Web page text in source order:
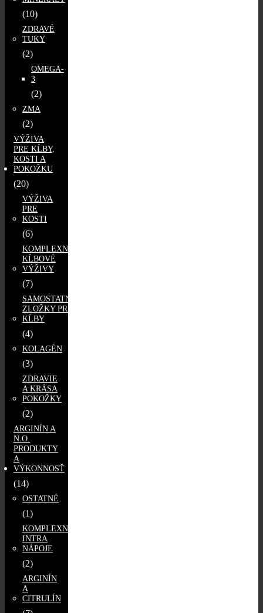
(10)
ZDRAVÉ
TUKY
(2)
OMEGA-
3
(2)
ZMA
(2)
VÝŽIVA
PRE KĹBY,
KOSTI A
POKOŽKU
(20)
VÝŽIVA
PRE
KOSTI
(6)
KOMPLEXNÉ
KĹBOVÉ
VÝŽIVY
(7)
SAMOSTATNÉ
ZLOŽKY PRE
KĹBY
(4)
KOLAGÉN
(3)
ZDRAVIE
A KRÁSA
POKOŽKY
(2)
ARGINÍN A
N.O.
PRODUKTY
A
VÝKONNOSŤ
(14)
OSTATNÉ
(1)
KOMPLEXNÉ
INTRA
NÁPOJE
(2)
ARGINÍN
A
CITRULÍN